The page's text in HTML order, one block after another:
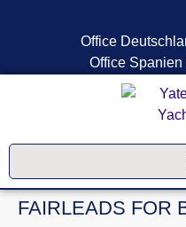
Office
Office
FAIRLEADS FOR